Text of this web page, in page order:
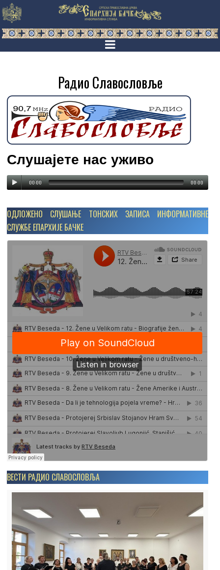
Радио Славословље
Слушајете нас уживо
00:00 00:00
ОДЛОЖЕНО СЛУШАЊЕ ТОНСКИХ ЗАПИСА ИНФОРМАТИВНЕ
СЛУЖБЕ ЕПАРХИЈЕ БАЧКЕ
ВЕСТИ РАДИО СЛАВОСЛОВЉА